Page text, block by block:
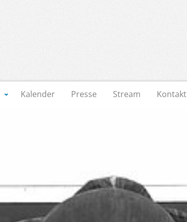
Kalender Presse Stream Kontakt